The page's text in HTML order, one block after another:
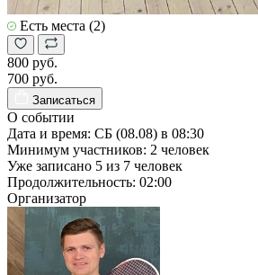
Есть места (2)
800 руб.
700 руб.
Записаться
О событии
Дата и время: СБ (08.08) в 08:30
Минимум участников: 2 человек
Уже записано 5 из 7 человек
Продолжительность: 02:00
Организатор